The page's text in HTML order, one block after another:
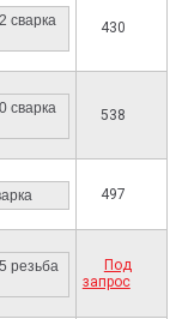
сварка 430
сварка 538
497
резьба
Под
запрос